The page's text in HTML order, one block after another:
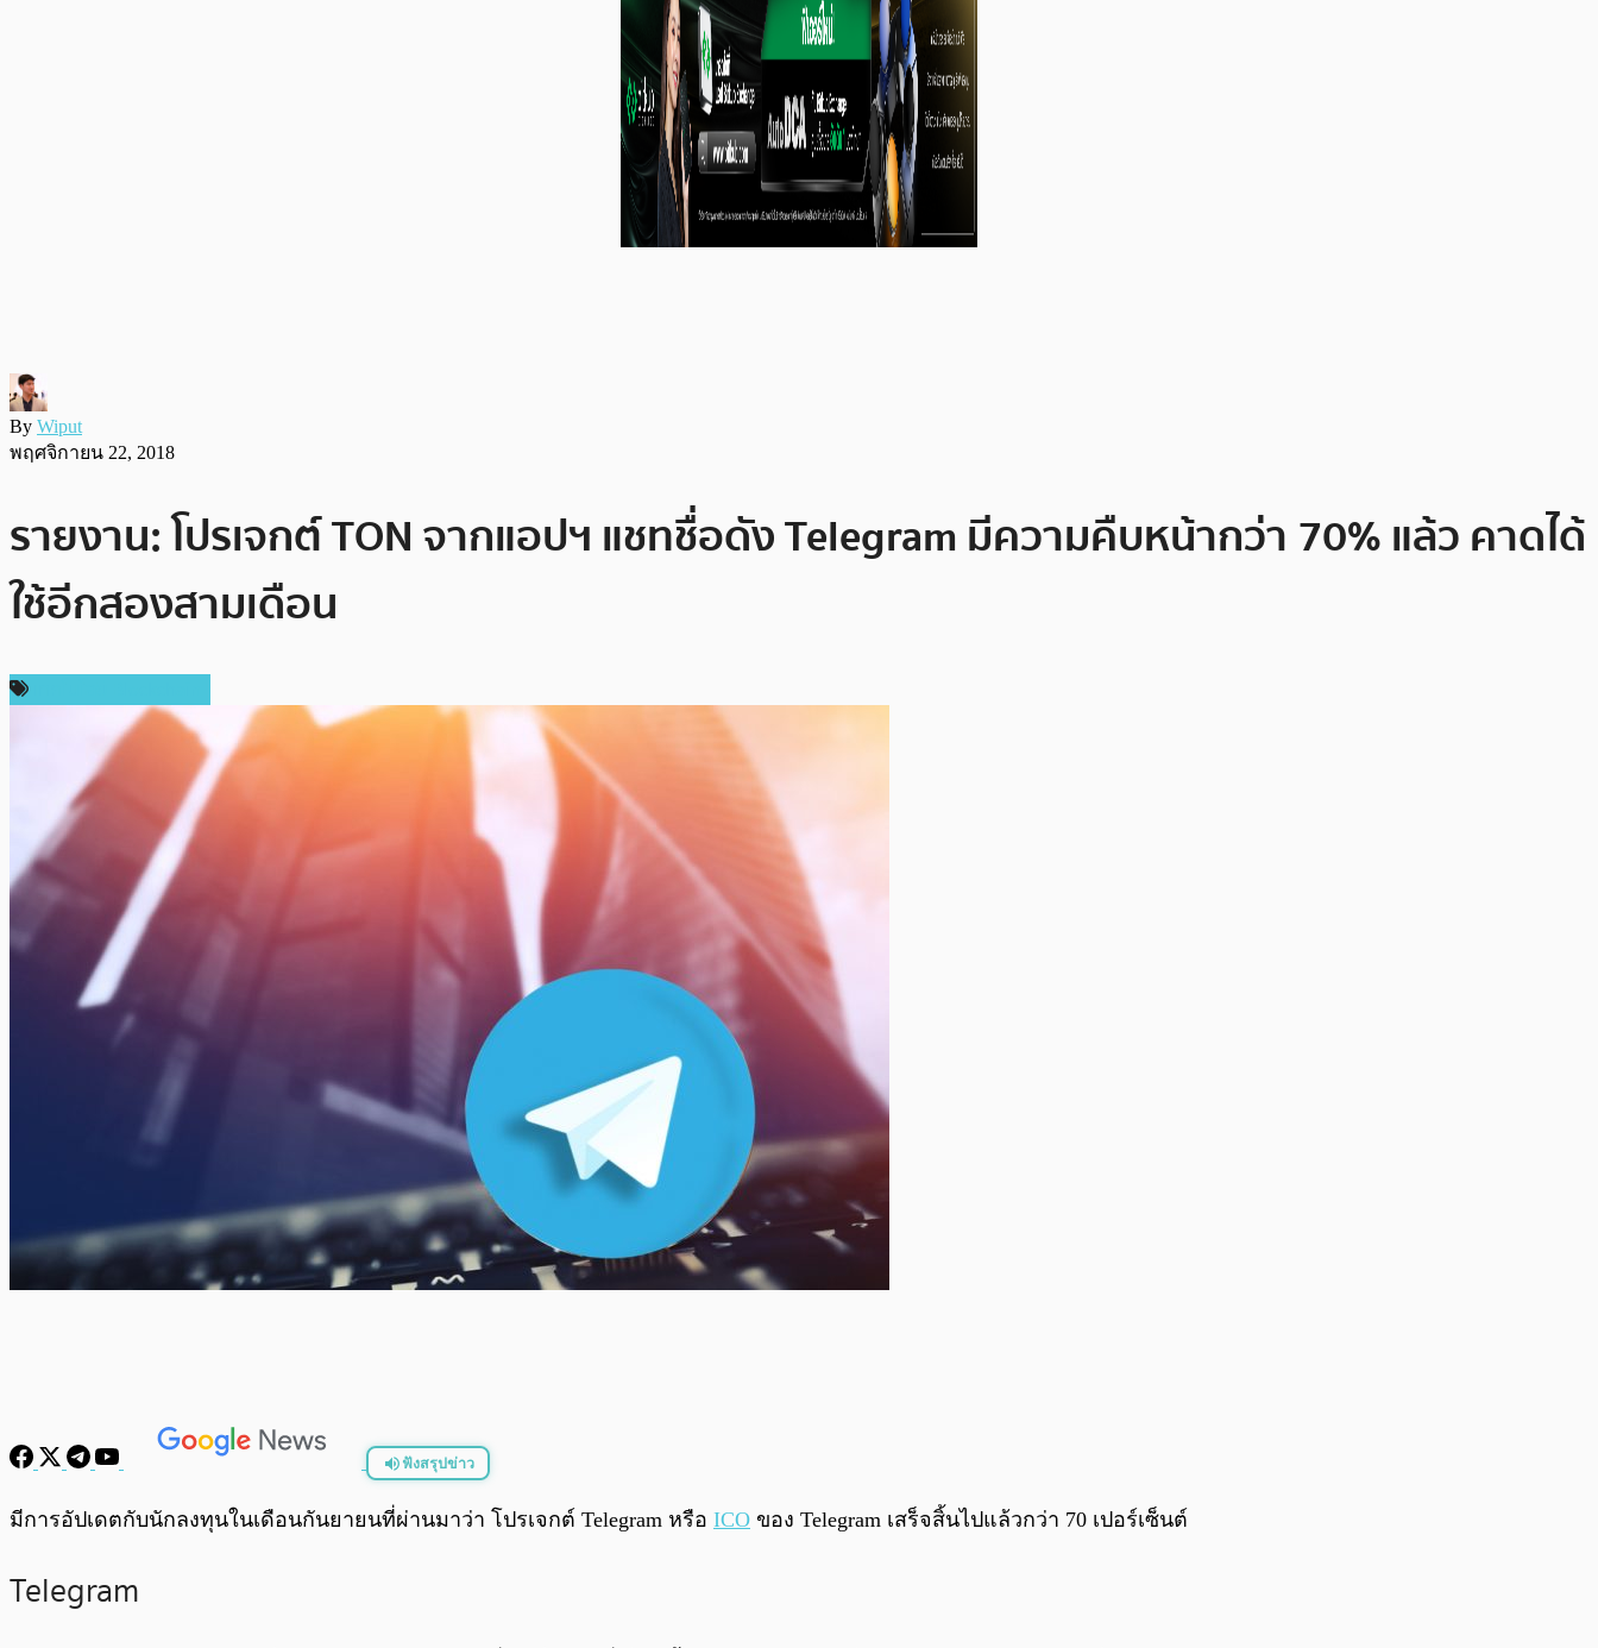
By Wiput
พฤศจิกายน 22, 2018
รายงาน: โปรเจกต์ TON จากแอปฯ แชทชื่อดัง Telegram มีความคืบหน้ากว่า 70% แล้ว คาดได้
ใช้อีกสองสามเดือน
ฟังสรุปข่าว
พร้อมเล่น
มีการอัปเดตกับนักลงทุนในเดือนกันยายนที่ผ่านมาว่า โปรเจกต์ Telegram หรือ ICO ของ Telegram เสร็จสิ้นไปแล้วกว่า 70 เปอร์เซ็นต์
Telegram